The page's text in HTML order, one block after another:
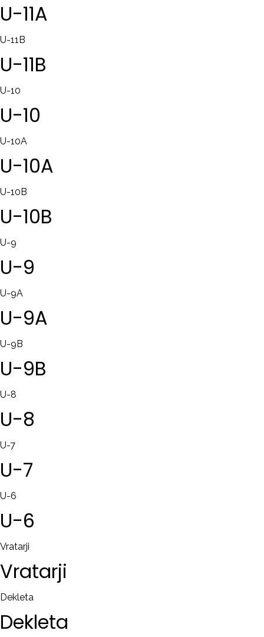
U-11A
U-11B
U-11B
U-10
U-10
U-10A
U-10A
U-10B
U-10B
U-9
U-9
U-9A
U-9A
U-9B
U-9B
U-8
U-8
U-7
U-7
U-6
U-6
Vratarji
Vratarji
Dekleta
Dekleta